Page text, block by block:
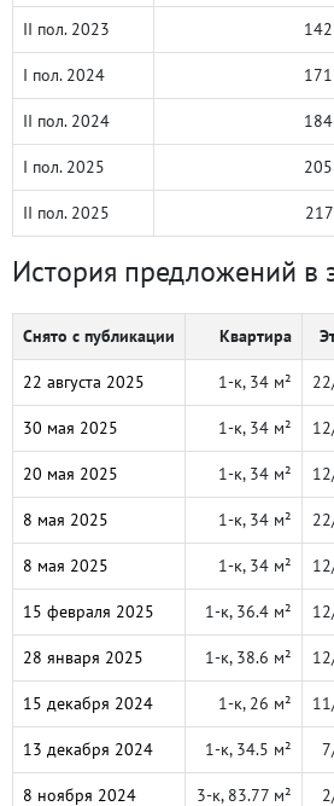
II пол. 2023
I пол. 2024
II пол. 2024
I пол. 2025
II пол. 2025
История предложений в
Снято с публикации Квартира
22 августа 2025 1-к, 34 м²
30 мая 2025 1-к, 34 м²
20 мая 2025 1-к, 34 м²
8 мая 2025 1-к, 34 м²
8 мая 2025 1-к, 34 м²
15 февраля 2025 1-к, 36.4 м²
28 января 2025 1-к, 38.6 м²
15 декабря 2024 1-к, 26 м²
13 декабря 2024 1-к, 34.5 м²
8 ноября 2024 3-к, 83.77 м²